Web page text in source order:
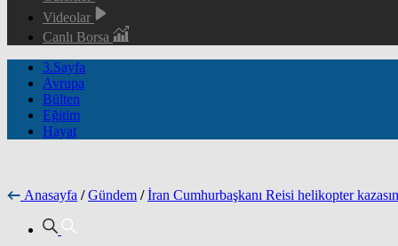
Videolar
Canlı Borsa
3.Sayfa
Avrupa
Bülten
Eğitim
Hayat
Anasayfa / Gündem / İran Cumhurbaşkanı Reisi helikopter